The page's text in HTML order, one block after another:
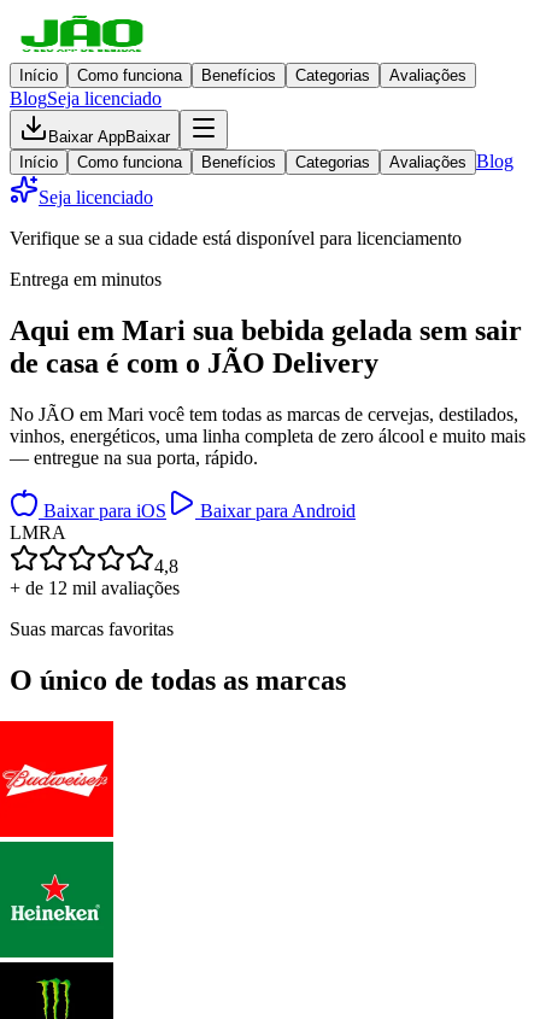
Início Como funciona Benefícios Categorias Avaliações
BlogSeja licenciado
Baixar AppBaixar
Início
Como funciona Benefícios Categorias Avaliações Blog
Seja licenciado
Verifique se a sua cidade está disponível para licenciamento
Entrega em minutos
Aqui em Mari sua bebida gelada sem sair
de casa é com o JÃO Delivery
No JÃO em Mari você tem todas as marcas de cervejas, destilados,
vinhos, energéticos, uma linha completa de zero álcool e muito mais
— entregue na sua porta, rápido.
Baixar para iOS
Baixar para Android
LMRA
4,8
+ de 12 mil avaliações
Suas marcas favoritas
O único de todas as marcas